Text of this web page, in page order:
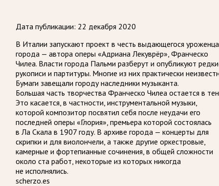
Дата публикации: 22 декабря 2020
В Италии запускают проект в честь выдающегося уроженца
города — автора оперы «Адриана Лекуврёр», Франческо
Чилеа. Власти города Пальми разберут и опубликуют
рукописи и партитуры. Многие из них практически
Бумаги завещали городу наследники музыканта.
Большая часть творчества Франческо Чилеа остается в
Это касается, в частности, инструментальной музыки,
которой композитор посвятил себя после неудачи его
последней оперы «Глория», премьера которой состоялась
в Ла Скала в 1907 году. В архиве города — концерты для
скрипки и для виолончели, а также другие оркестровые,
камерные и фортепианные сочинения, в общей сложности
около ста работ, некоторые из которых никогда
не исполнялись.
scherzo.es